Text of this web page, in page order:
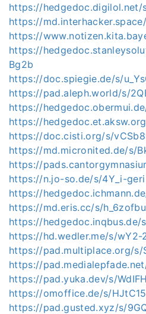
https://hedgedoc.digilol.net/
https://
https://
https://
Bg2b
https://doc.spiegie.de/s/
https://pad.aleph.world/s/
https://
https://
https://doc.cisti.org/s/
https://md.micronited.de/s/
https://
https://n.jo-so.de/s/4Y_i-geri
https://
https://md.eris.cc/s/
https://hedgedoc.inqbus.de/
https://hd.wedler.me/s/wY2-
https://pad.multiplace.org/s/
https://
https://pad.yuka.dev/s/
https://omoffice.de/s/
https://pad.gusted.xyz/s/